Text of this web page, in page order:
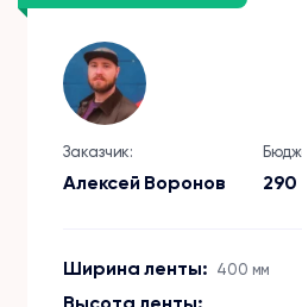
Заказчик:
Алексей Воронов
Ширина ленты: 400 мм